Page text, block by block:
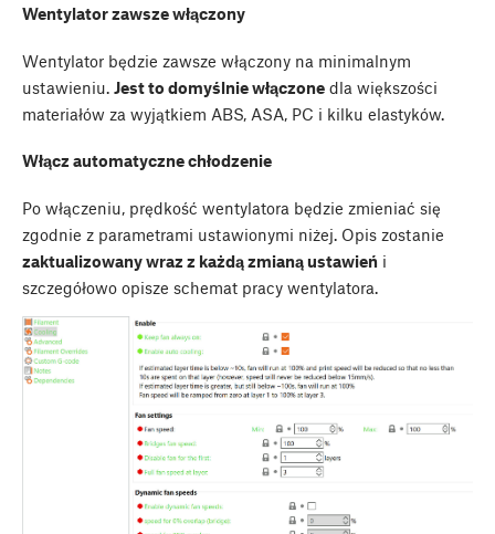
Wentylator zawsze włączony
Wentylator będzie zawsze włączony na minimalnym
ustawieniu. Jest to domyślnie włączone dla większości
materiałów za wyjątkiem ABS, ASA, PC i kilku elastyków.
Włącz automatyczne chłodzenie
Po włączeniu, prędkość wentylatora będzie zmieniać się
zgodnie z parametrami ustawionymi niżej. Opis zostanie
zaktualizowany wraz z każdą zmianą ustawień i
szczegółowo opisze schemat pracy wentylatora.